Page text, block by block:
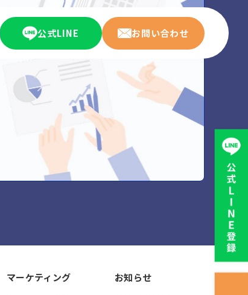
公式LINE お問い合わせ
マーケティング
お知らせ